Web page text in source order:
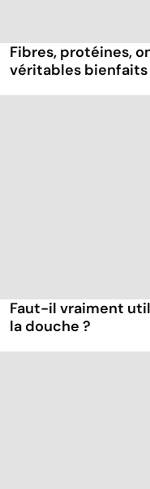
Fibres, protéines,
véritables bienfaits
Faut-il vraiment
la douche ?